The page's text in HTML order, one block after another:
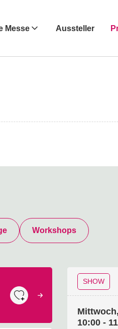
Messe Aussteller
Workshops
SHOW
10:00 -